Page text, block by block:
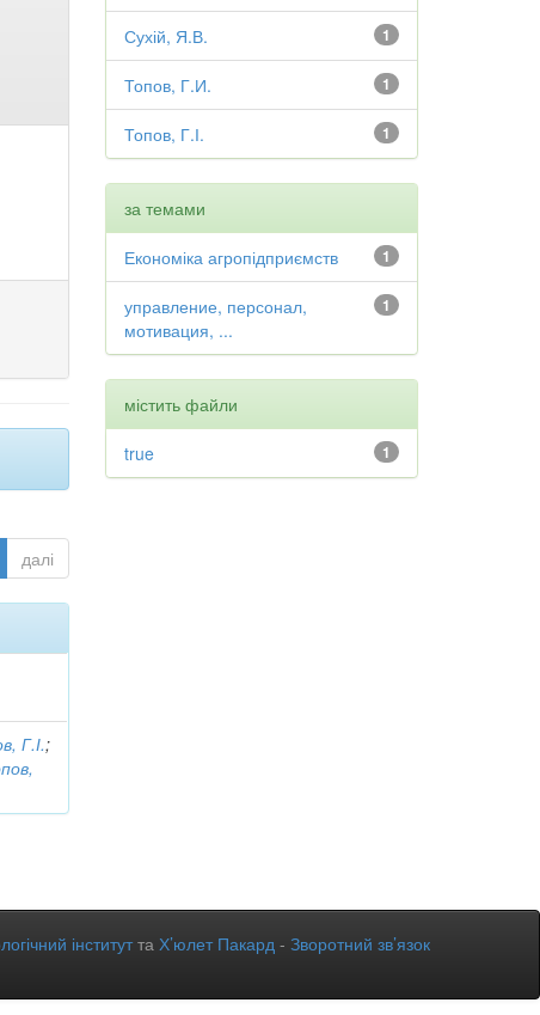
далі
Г.І.;
1
Сухій, Я.В.
1
Топов, Г.И.
1
Топов, Г.І.
за темами
1
Економіка агропідприємств
1
управление, персонал,
мотивация, ...
містить файли
1
true
інститутта Х’юлет Пакард - Зворотний зв’язок